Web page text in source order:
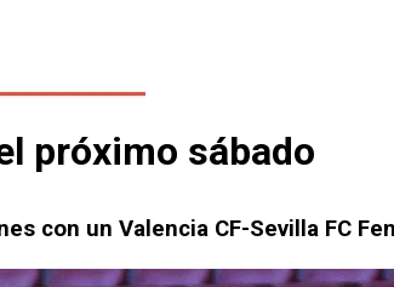
próximo sábado
con un Valencia CF-Sevilla FC